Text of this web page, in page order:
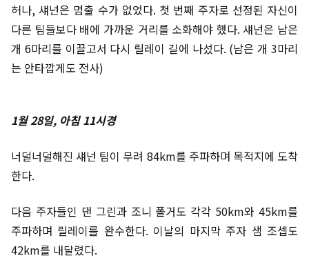
허나, 섀넌은 멈출 수가 없었다. 첫 번째 주자로 선정된 자신이
다른 팀들보다 배에 가까운 거리를 소화해야 했다. 섀넌은 남은
개 6마리를 이끌고서 다시 릴레이 길에 나섰다. (남은 개 3마리
는 안타깝게도 전사)
1월 28일, 아침 11시경
너덜너덜해진 섀넌 팀이 무려 84km를 주파하며 목적지에 도착
한다.
다음 주자들인 댄 그린과 조니 폴거도 각각 50km와 45km를
주파하며 릴레이를 완수한다. 이날의 마지막 주자 샘 조셉도
42km를 내달렸다.